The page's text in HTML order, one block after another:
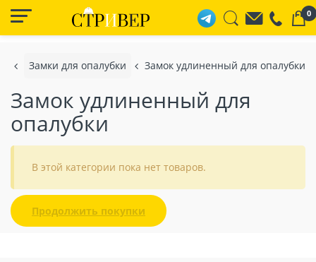
0
Замки для опалубки Замок удлиненный для опалубки
Замок удлиненный для
опалубки
В этой категории пока нет товаров.
Продолжить покупки